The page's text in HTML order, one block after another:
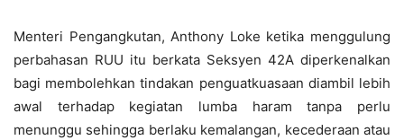
Menteri Pengangkutan, Anthony Loke ketika menggulung
perbahasan RUU itu berkata Seksyen 42A diperkenalkan
bagi membolehkan tindakan penguatkuasaan diambil lebih
awal terhadap kegiatan lumba haram tanpa perlu
menunggu sehingga berlaku kemalangan, kecederaan atau